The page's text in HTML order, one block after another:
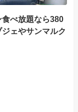
べ放題なら380
ジェやサンマルク